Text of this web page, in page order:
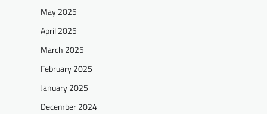
May 2025
April 2025
March 2025
February 2025
January 2025
December 2024